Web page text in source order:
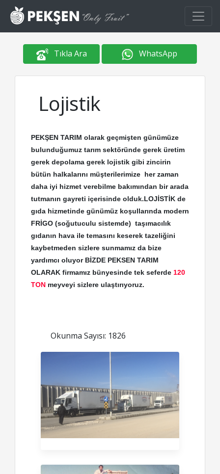
Tıkla Ara WhatsApp
Lojistik
PEKŞEN TARIM olarak geçmişten günümüze
bulunduğumuz tarım sektöründe gerek üretim
gerek depolama gerek lojistik gibi zincirin
bütün halkalarını müşterilerimize her zaman
daha iyi hizmet verebilme bakımından bir arada
tutmanın gayreti içerisinde olduk.LOJİSTİK de
gıda hizmetinde günümüz koşullarında modern
FRİGO (soğutuculu sistemde) taşımacılık
gıdanın hava ile temasını keserek tazeliğini
kaybetmeden sizlere sunmamız da bize
yardımcı oluyor BİZDE PEKSEN TARIM
OLARAK firmamız bünyesinde tek seferde 120
TON meyveyi sizlere ulaştırıyoruz.
Okunma Sayısı: 1826